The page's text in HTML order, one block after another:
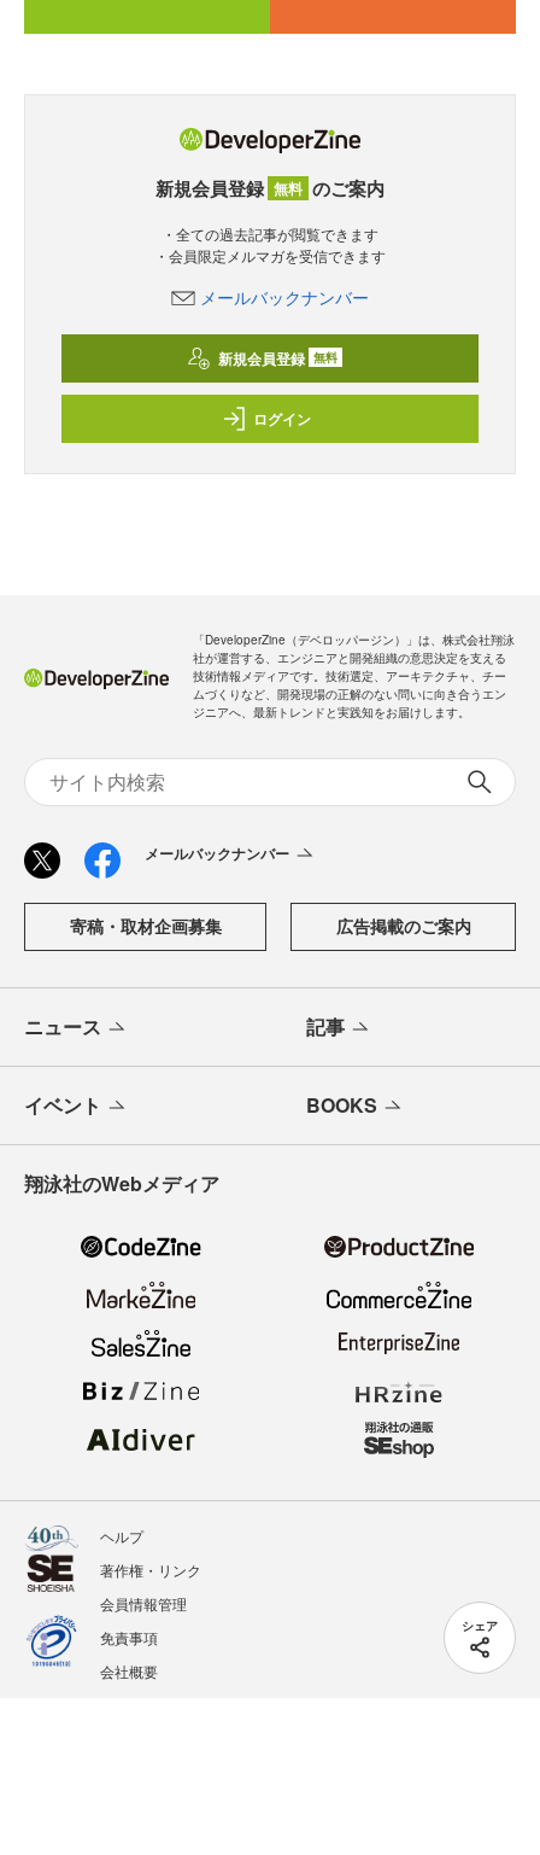
シェア
新規会員登録 無料 のご案内
・全ての過去記事が閲覧できます
・会員限定メルマガを受信できます
メールバックナンバー
新規会員登録 無料
ログイン
「DeveloperZine（デベロッパージン）」は、株式会社翔泳
社が運営する、エンジニアと開発組織の意思決定を支える
技術情報メディアです。技術選定、アーキテクチャ、チー
ムづくりなど、開発現場の正解のない問いに向き合うエン
ジニアへ、最新トレンドと実践知をお届けします。
メールバックナンバー
寄稿・取材企画募集 広告掲載のご案内
ニュース 記事
イベント BOOKS
翔泳社のWebメディア
ヘルプ
著作権・リンク
会員情報管理
免責事項
会社概要